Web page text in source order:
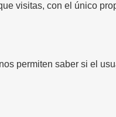
visitas, con el único
permiten saber si el